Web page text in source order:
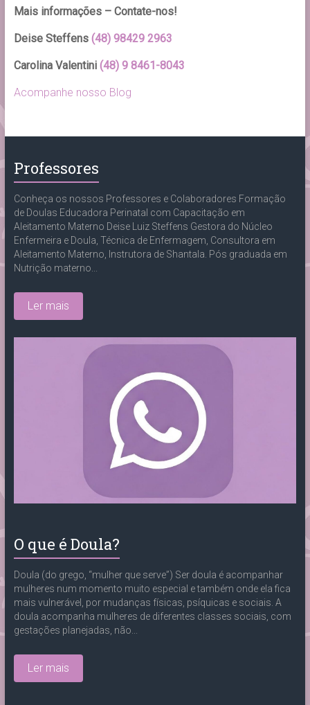
Mais informações – Contate-nos!
Deise Steffens (48) 98429 2963
Carolina Valentini (48) 9 8461-8043
Acompanhe nosso Blog
Professores
Conheça os nossos Professores e Colaboradores Formação
de Doulas Educadora Perinatal com Capacitação em
Aleitamento Materno Deise Luiz Steffens Gestora do Núcleo
Enfermeira e Doula, Técnica de Enfermagem, Consultora em
Aleitamento Materno, Instrutora de Shantala. Pós graduada em
Nutrição materno...
Ler mais
O que é Doula?
Doula (do grego, “mulher que serve”) Ser doula é acompanhar
mulheres num momento muito especial e também onde ela fica
mais vulnerável, por mudanças físicas, psíquicas e sociais. A
doula acompanha mulheres de diferentes classes sociais, com
gestações planejadas, não...
Ler mais